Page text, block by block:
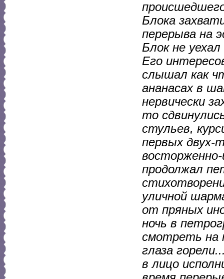
Блока
перерыва на
Блок не
Его
слышал как
ананасах в
нервически
то
стульев,
первых двух-
восторженно-
продолжал
уличной
от пряных
ночь в
смотреть на
глаза
в лицо